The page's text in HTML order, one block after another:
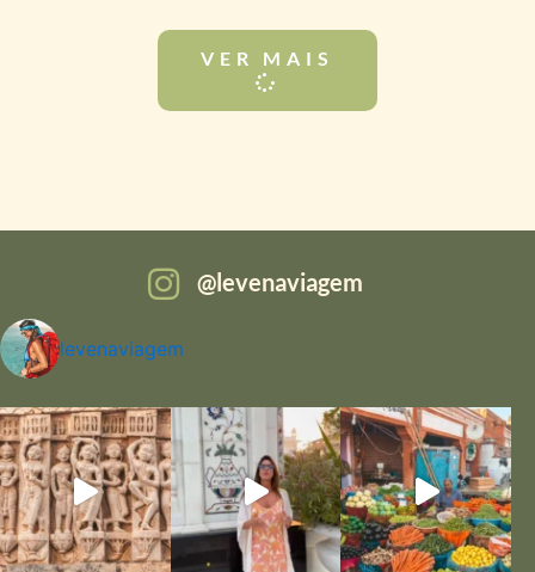
VER MAIS
levenaviagem
levenaviagem